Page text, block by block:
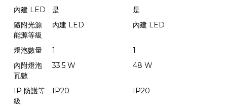
內建 LED
是
是
隨附光源
能源等級
內建 LED 內建 LED
燈泡數量 1
1
內附燈泡
瓦數
33.5 W 48 W
IP 防護等
級
IP20 IP20